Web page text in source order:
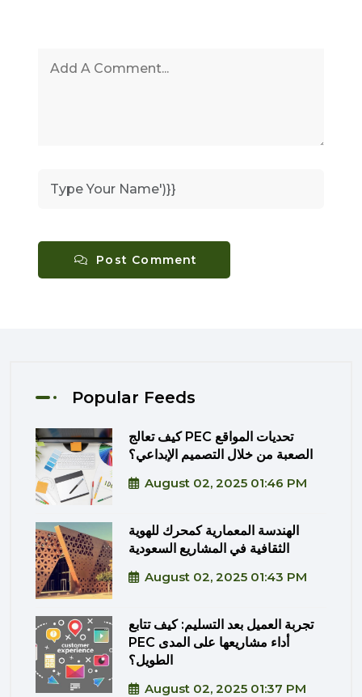
Post Comment
Popular Feeds
كيف تعالج PEC تحديات المواقع
الصعبة من خلال التصميم الإبداعي؟
August 02, 2025 01:46 PM
الهندسة المعمارية كمحرك للهوية
الثقافية في المشاريع السعودية
August 02, 2025 01:43 PM
تجربة العميل بعد التسليم: كيف تتابع
PEC أداء مشاريعها على المدى
الطويل؟
August 02, 2025 01:37 PM